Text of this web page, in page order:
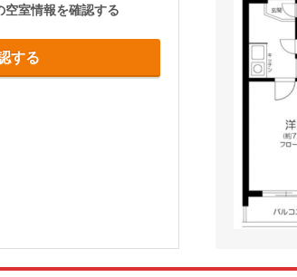
空室情報を確認する
する